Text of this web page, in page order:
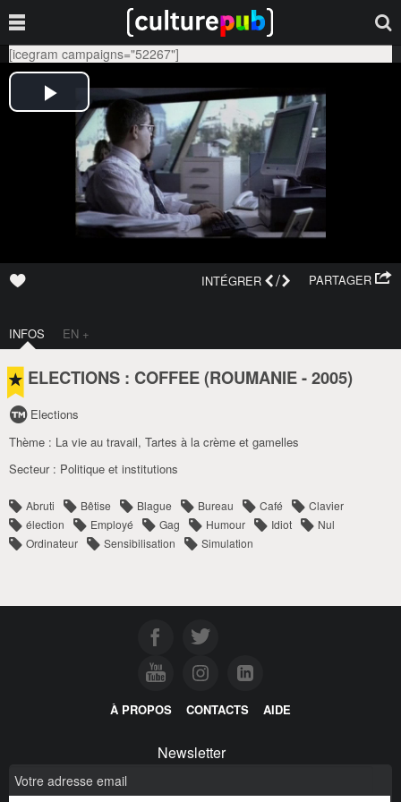
[icegram campaigns="52267"]
PARTAGER
INTÉGRER /
INFOS EN +
ELECTIONS : COFFEE (ROUMANIE-2005)
Elections
Thème : La vie au travail, Tartes à la crème et gamelles
Secteur : Politique et institutions
Abruti Bêtise Blague Bureau Café
Clavier
élection
Employé Gag Humour Idiot
Nul
Ordinateur
Sensibilisation Simulation
À PROPOS CONTACTS AIDE
Newsletter